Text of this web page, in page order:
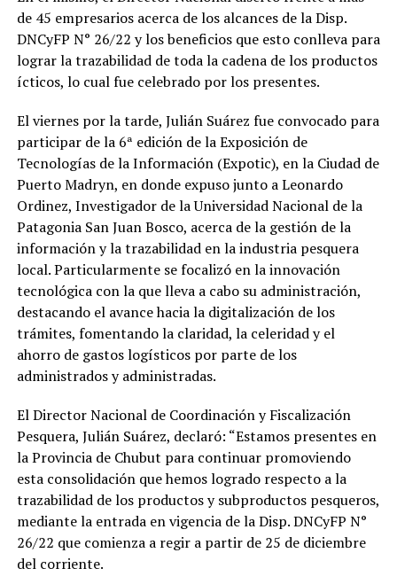
de 45 empresarios acerca de los alcances de la Disp.
DNCyFP N° 26/22 y los beneficios que esto conlleva para
lograr la trazabilidad de toda la cadena de los productos
ícticos, lo cual fue celebrado por los presentes.
El viernes por la tarde, Julián Suárez fue convocado para
participar de la 6ª edición de la Exposición de
Tecnologías de la Información (Expotic), en la Ciudad de
Puerto Madryn, en donde expuso junto a Leonardo
Ordinez, Investigador de la Universidad Nacional de la
Patagonia San Juan Bosco, acerca de la gestión de la
información y la trazabilidad en la industria pesquera
local. Particularmente se focalizó en la innovación
tecnológica con la que lleva a cabo su administración,
destacando el avance hacia la digitalización de los
trámites, fomentando la claridad, la celeridad y el
ahorro de gastos logísticos por parte de los
administrados y administradas.
El Director Nacional de Coordinación y Fiscalización
Pesquera, Julián Suárez, declaró: “Estamos presentes en
la Provincia de Chubut para continuar promoviendo
esta consolidación que hemos logrado respecto a la
trazabilidad de los productos y subproductos pesqueros,
mediante la entrada en vigencia de la Disp. DNCyFP N°
26/22 que comienza a regir a partir de 25 de diciembre
del corriente.